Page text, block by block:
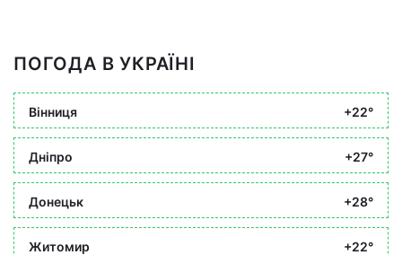
ПОГОДА В УКРАЇНІ
Вінниця +22°
Дніпро +27°
Донецьк +28°
Житомир +22°